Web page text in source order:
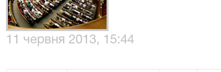
11 червня 2013, 15:44